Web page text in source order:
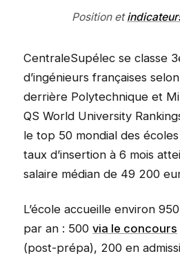
Position et
CentraleSupélec se classe
d’ingénieurs françaises selon
derrière Polytechnique et
QS World University
le top 50 mondial des
taux d’insertion à 6 mois
salaire médian de 49 200
L’école accueille environ
par an : 500via le concours
(post-prépa), 200 en